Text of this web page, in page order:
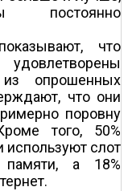
постоянно
что
опрошенных
что они
поровну
того, 50%
используют слот
памяти, а 18%